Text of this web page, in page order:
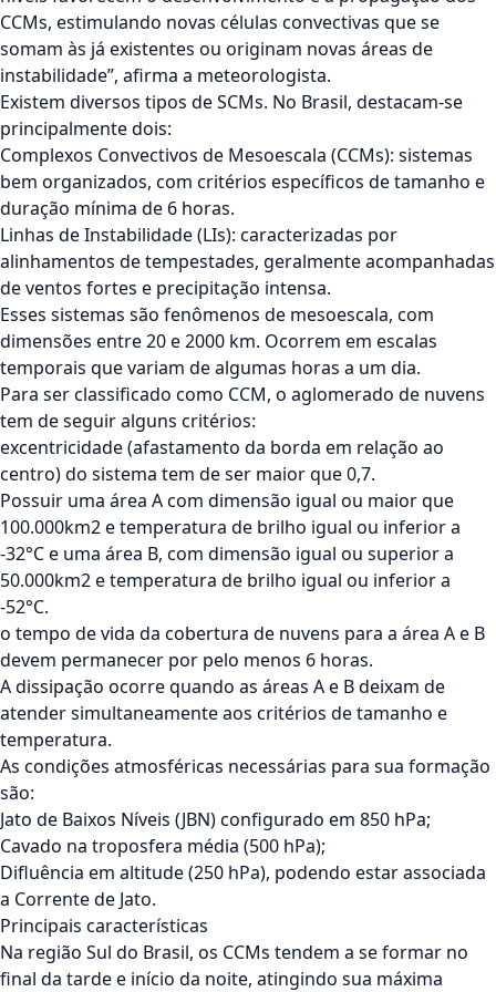
CCMs, estimulando novas células convectivas que se
somam às já existentes ou originam novas áreas de
instabilidade”, afirma a meteorologista.
Existem diversos tipos de SCMs. No Brasil, destacam-se
principalmente dois:
Complexos Convectivos de Mesoescala (CCMs): sistemas
bem organizados, com critérios específicos de tamanho e
duração mínima de 6 horas.
Linhas de Instabilidade (LIs): caracterizadas por
alinhamentos de tempestades, geralmente acompanhadas
de ventos fortes e precipitação intensa.
Esses sistemas são fenômenos de mesoescala, com
dimensões entre 20 e 2000 km. Ocorrem em escalas
temporais que variam de algumas horas a um dia.
Para ser classificado como CCM, o aglomerado de nuvens
tem de seguir alguns critérios:
excentricidade (afastamento da borda em relação ao
centro) do sistema tem de ser maior que 0,7.
Possuir uma área A com dimensão igual ou maior que
100.000km2 e temperatura de brilho igual ou inferior a
-32°C e uma área B, com dimensão igual ou superior a
50.000km2 e temperatura de brilho igual ou inferior a
-52°C.
o tempo de vida da cobertura de nuvens para a área A e B
devem permanecer por pelo menos 6 horas.
A dissipação ocorre quando as áreas A e B deixam de
atender simultaneamente aos critérios de tamanho e
temperatura.
As condições atmosféricas necessárias para sua formação
são:
Jato de Baixos Níveis (JBN) configurado em 850 hPa;
Cavado na troposfera média (500 hPa);
Difluência em altitude (250 hPa), podendo estar associada
a Corrente de Jato.
Principais características
Na região Sul do Brasil, os CCMs tendem a se formar no
final da tarde e início da noite, atingindo sua máxima